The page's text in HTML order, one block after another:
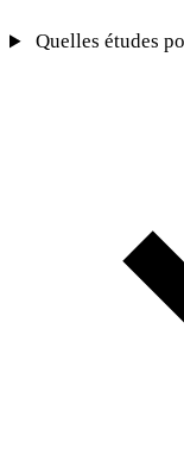
Quelles études